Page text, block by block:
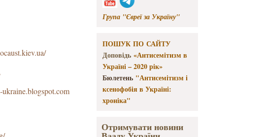
Група "Євреї за Україну"
ПОШУК ПО САЙТУ
Доповідь «Антисемітизм в
Україні – 2020 рік»
Бюлетень "Антисемітизм і
ксенофобія в Україні:
хроніка"
Отримувати новини